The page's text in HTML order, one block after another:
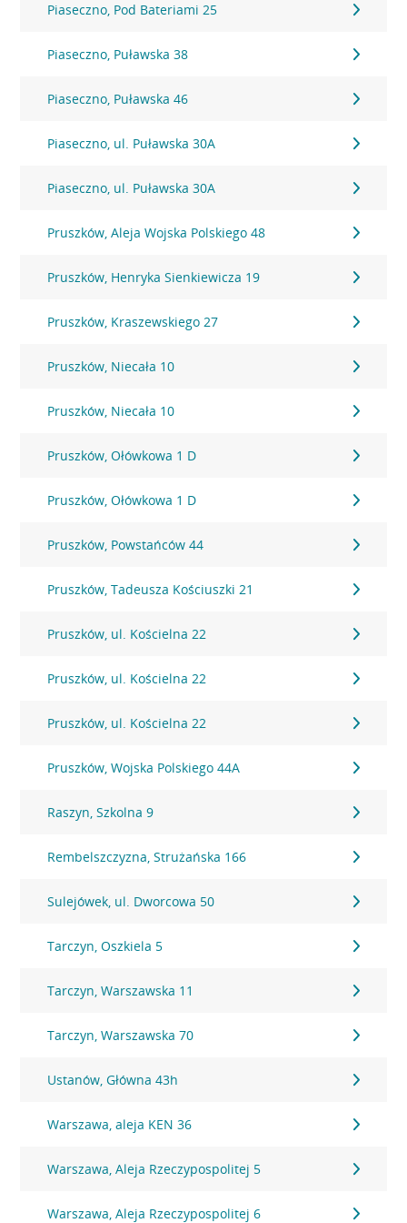
Piaseczno, Pod Bateriami 25
Piaseczno, Puławska 38
Piaseczno, Puławska 46
Piaseczno, ul. Puławska 30A
Piaseczno, ul. Puławska 30A
Pruszków, Aleja Wojska Polskiego 48
Pruszków, Henryka Sienkiewicza 19
Pruszków, Kraszewskiego 27
Pruszków, Niecała 10
Pruszków, Niecała 10
Pruszków, Ołówkowa 1 D
Pruszków, Ołówkowa 1 D
Pruszków, Powstańców 44
Pruszków, Tadeusza Kościuszki 21
Pruszków, ul. Kościelna 22
Pruszków, ul. Kościelna 22
Pruszków, ul. Kościelna 22
Pruszków, Wojska Polskiego 44A
Raszyn, Szkolna 9
Rembelszczyzna, Strużańska 166
Sulejówek, ul. Dworcowa 50
Tarczyn, Oszkiela 5
Tarczyn, Warszawska 11
Tarczyn, Warszawska 70
Ustanów, Główna 43h
Warszawa, aleja KEN 36
Warszawa, Aleja Rzeczypospolitej 5
Warszawa, Aleja Rzeczypospolitej 6